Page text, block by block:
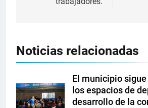
Noticias relacionadas
El municipio
los espacios de
desarrollo de la